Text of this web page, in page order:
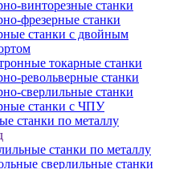
винторезные станки
фрезерные станки
станки с двойным
токарные станки
револьверные станки
сверлильные станки
станки с ЧПУ
станки по металлу
станки по металлу
сверлильные станки